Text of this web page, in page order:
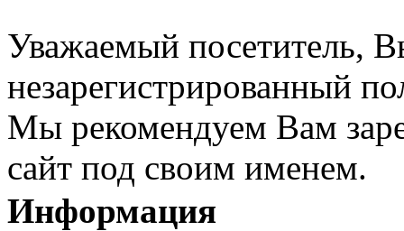
Уважаемый посетитель,
незарегистрированный
Мы рекомендуем Вам
сайт под своим именем.
Информация